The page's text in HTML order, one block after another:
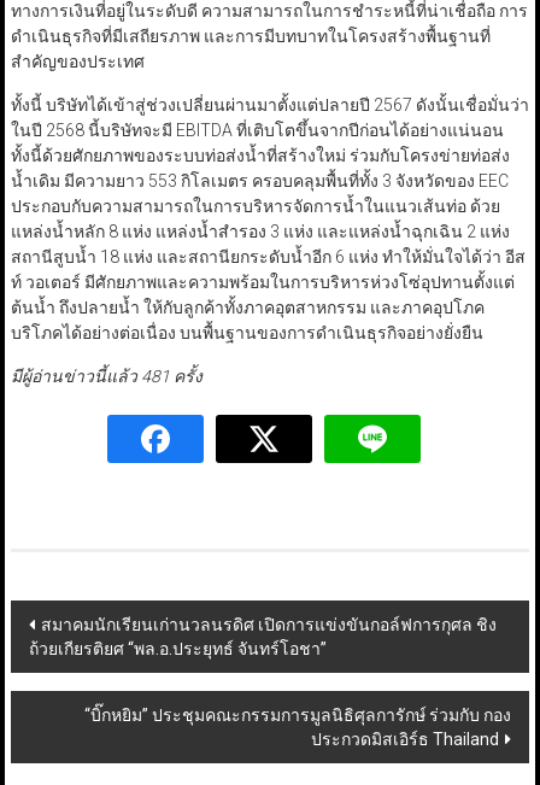
ทางการเงินที่อยู่ในระดับดี ความสามารถในการชำระหนี้ที่น่าเชื่อถือ การ
ดำเนินธุรกิจที่มีเสถียรภาพ และการมีบทบาทในโครงสร้างพื้นฐานที่
สำคัญของประเทศ
ทั้งนี้ บริษัทได้เข้าสู่ช่วงเปลี่ยนผ่านมาตั้งแต่ปลายปี 2567 ดังนั้นเชื่อมั่นว่า
ในปี 2568 นี้บริษัทจะมี EBITDA ที่เติบโตขึ้นจากปีก่อนได้อย่างแน่นอน
ทั้งนี้ด้วยศักยภาพของระบบท่อส่งน้ำที่สร้างใหม่ ร่วมกับโครงข่ายท่อส่ง
น้ำเดิม มีความยาว 553 กิโลเมตร ครอบคลุมพื้นที่ทั้ง 3 จังหวัดของ EEC
ประกอบกับความสามารถในการบริหารจัดการน้ำในแนวเส้นท่อ ด้วย
แหล่งน้ำหลัก 8 แห่ง แหล่งน้ำสำรอง 3 แห่ง และแหล่งน้ำฉุกเฉิน 2 แห่ง
สถานีสูบน้ำ 18 แห่ง และสถานียกระดับน้ำอีก 6 แห่ง ทำให้มั่นใจได้ว่า อีส
ท์ วอเตอร์ มีศักยภาพและความพร้อมในการบริหารห่วงโซ่อุปทานตั้งแต่
ต้นน้ำ ถึงปลายน้ำ ให้กับลูกค้าทั้งภาคอุตสาหกรรม และภาคอุปโภค
บริโภคได้อย่างต่อเนื่อง บนพื้นฐานของการดำเนินธุรกิจอย่างยั่งยืน
มีผู้อ่านข่าวนี้แล้ว 481 ครั้ง
Post
navigation
สมาคมนักเรียนเก่านวลนรดิศ เปิดการแข่งขันกอล์ฟการกุศล ชิง
ถ้วยเกียรติยศ “พล.อ.ประยุทธ์ จันทร์โอชา”
“บิ๊กหยิม” ประชุมคณะกรรมการมูลนิธิศุลการักษ์ ร่วมกับ กอง
ประกวดมิสเอิร์ธ Thailand